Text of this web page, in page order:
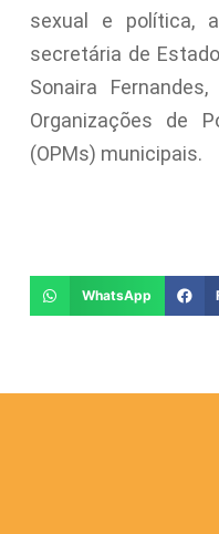
sexual e política,
secretária de
Sonaira
Organizações de
(OPMs) municipais.
WhatsApp